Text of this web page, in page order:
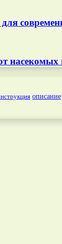
насекомых
описание